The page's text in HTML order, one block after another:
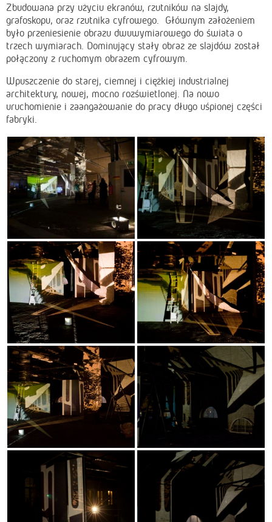
Zbudowana przy użyciu ekranów, rzutników na slajdy,
grafoskopu, oraz rzutnika cyfrowego. Głównym założeniem
było przeniesienie obrazu dwuwymiarowego do świata o
trzech wymiarach. Dominujący stały obraz ze slajdów został
połączony z ruchomym obrazem cyfrowym.
Wpuszczenie do starej, ciemnej i ciężkiej industrialnej
architektury, nowej, mocno rozświetlonej. Na nowo
uruchomienie i zaangażowanie do pracy długo uśpionej części
fabryki.